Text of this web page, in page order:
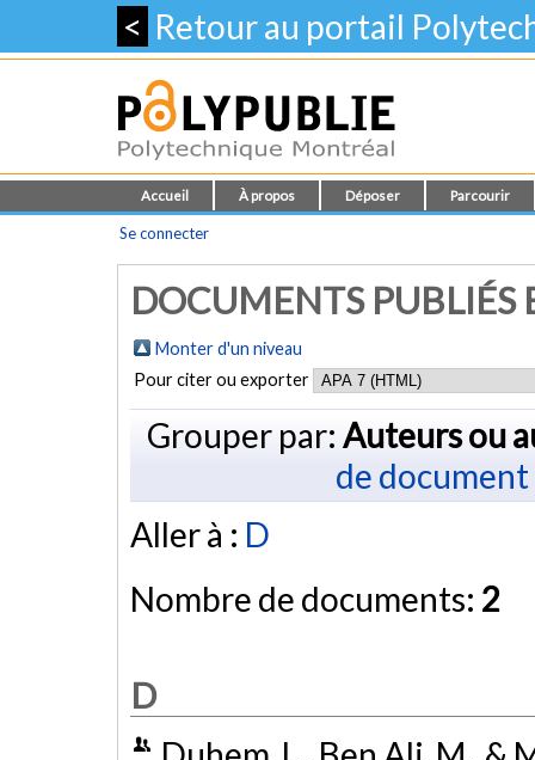
< Retour au portail
Accueil À propos Déposer Parcourir
Se connecter
DOCUMENTS PUBLIÉS
Monter d'un niveau
Pour citer ou exporter
Grouper par: Auteurs ou
de document
Aller à : D
Nombre de documents: 2
D